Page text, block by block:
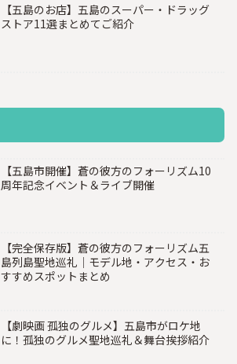
【五島のお店】五島のスーパー・ドラッグ
ストア11選まとめてご紹介
【五島市開催】蒼の彼方のフォーリズム10
周年記念イベント＆ライブ開催
【完全保存版】蒼の彼方のフォーリズム五
島列島聖地巡礼｜モデル地・アクセス・お
すすめスポットまとめ
【劇映画 孤独のグルメ】五島市がロケ地
に！孤独のグルメ聖地巡礼＆舞台挨拶紹介